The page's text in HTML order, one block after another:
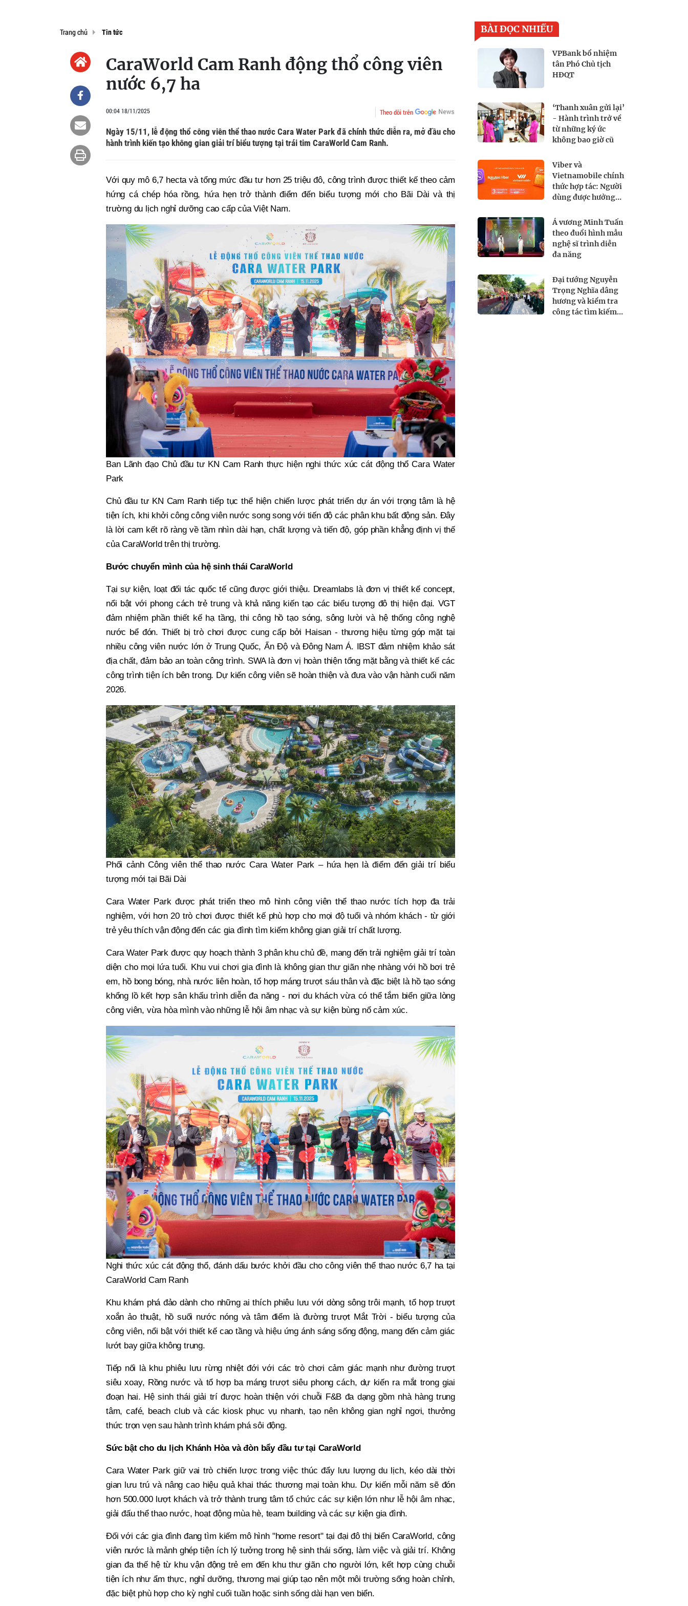
Trang chủ Tin tức
CaraWorld Cam Ranh động thổ công viên
nước 6,7 ha
00:04 18/11/2025 Theo dõi trên
Ngày 15/11, lễ động thổ công viên thể thao nước Cara Water Park đã chính thức diễn ra, mở đầu cho
hành trình kiến tạo không gian giải trí biểu tượng tại trái tim CaraWorld Cam Ranh.
Với quy mô 6,7 hecta và tổng mức đầu tư hơn 25 triệu đô, công trình được thiết kế theo cảm
hứng cá chép hóa rồng, hứa hẹn trở thành điểm đến biểu tượng mới cho Bãi Dài và thị
trường du lịch nghỉ dưỡng cao cấp của Việt Nam.
Ban Lãnh đạo Chủ đầu tư KN Cam Ranh thực hiện nghi thức xúc cát động thổ Cara Water
Park
Chủ đầu tư KN Cam Ranh tiếp tục thể hiện chiến lược phát triển dự án với trọng tâm là hệ
tiện ích, khi khởi công công viên nước song song với tiến độ các phân khu bất động sản. Đây
là lời cam kết rõ ràng về tầm nhìn dài hạn, chất lượng và tiến độ, góp phần khẳng định vị thế
của CaraWorld trên thị trường.
Bước chuyển mình của hệ sinh thái CaraWorld
Tại sự kiện, loạt đối tác quốc tế cũng được giới thiệu. Dreamlabs là đơn vị thiết kế concept,
nổi bật với phong cách trẻ trung và khả năng kiến tạo các biểu tượng đô thị hiện đại. VGT
đảm nhiệm phần thiết kế hạ tầng, thi công hồ tạo sóng, sông lười và hệ thống công nghệ
nước bể đón. Thiết bị trò chơi được cung cấp bởi Haisan - thương hiệu từng góp mặt tại
nhiều công viên nước lớn ở Trung Quốc, Ấn Độ và Đông Nam Á. IBST đảm nhiệm khảo sát
địa chất, đảm bảo an toàn công trình. SWA là đơn vị hoàn thiện tổng mặt bằng và thiết kế các
công trình tiện ích bên trong. Dự kiến công viên sẽ hoàn thiện và đưa vào vận hành cuối năm
2026.
Phối cảnh Công viên thể thao nước Cara Water Park – hứa hẹn là điểm đến giải trí biểu
tượng mới tại Bãi Dài
Cara Water Park được phát triển theo mô hình công viên thể thao nước tích hợp đa trải
nghiệm, với hơn 20 trò chơi được thiết kế phù hợp cho mọi độ tuổi và nhóm khách - từ giới
trẻ yêu thích vận động đến các gia đình tìm kiếm không gian giải trí chất lượng.
Cara Water Park được quy hoạch thành 3 phân khu chủ đề, mang đến trải nghiệm giải trí toàn
diện cho mọi lứa tuổi. Khu vui chơi gia đình là không gian thư giãn nhẹ nhàng với hồ bơi trẻ
em, hồ bong bóng, nhà nước liên hoàn, tổ hợp máng trượt sáu thân và đặc biệt là hồ tạo sóng
khổng lồ kết hợp sân khấu trình diễn đa năng - nơi du khách vừa có thể tắm biển giữa lòng
công viên, vừa hòa mình vào những lễ hội âm nhạc và sự kiện bùng nổ cảm xúc.
Nghi thức xúc cát động thổ, đánh dấu bước khởi đầu cho công viên thể thao nước 6,7 ha tại
CaraWorld Cam Ranh
Khu khám phá đảo dành cho những ai thích phiêu lưu với dòng sông trôi mạnh, tổ hợp trượt
xoắn ảo thuật, hồ suối nước nóng và tâm điểm là đường trượt Mắt Trời - biểu tượng của
công viên, nổi bật với thiết kế cao tầng và hiệu ứng ánh sáng sống động, mang đến cảm giác
lướt bay giữa không trung.
Tiếp nối là khu phiêu lưu rừng nhiệt đới với các trò chơi cảm giác mạnh như đường trượt
siêu xoay, Rồng nước và tổ hợp ba máng trượt siêu phong cách, dự kiến ra mắt trong giai
đoạn hai. Hệ sinh thái giải trí được hoàn thiện với chuỗi F&B đa dạng gồm nhà hàng trung
tâm, café, beach club và các kiosk phục vụ nhanh, tạo nên không gian nghỉ ngơi, thưởng
thức trọn vẹn sau hành trình khám phá sôi động.
Sức bật cho du lịch Khánh Hòa và đòn bẩy đầu tư tại CaraWorld
Cara Water Park giữ vai trò chiến lược trong việc thúc đẩy lưu lượng du lịch, kéo dài thời
gian lưu trú và nâng cao hiệu quả khai thác thương mại toàn khu. Dự kiến mỗi năm sẽ đón
hơn 500.000 lượt khách và trở thành trung tâm tổ chức các sự kiện lớn như lễ hội âm nhạc,
giải đấu thể thao nước, hoạt động mùa hè, team building và các sự kiện gia đình.
Đối với các gia đình đang tìm kiếm mô hình "home resort" tại đại đô thị biển CaraWorld, công
viên nước là mảnh ghép tiện ích lý tưởng trong hệ sinh thái sống, làm việc và giải trí. Không
gian đa thế hệ từ khu vận động trẻ em đến khu thư giãn cho người lớn, kết hợp cùng chuỗi
tiện ích như ẩm thực, nghỉ dưỡng, thương mại giúp tạo nên một môi trường sống hoàn chỉnh,
đặc biệt phù hợp cho kỳ nghỉ cuối tuần hoặc sinh sống dài hạn ven biển.
BÀI ĐỌC NHIỀU
VPBank bổ nhiệm
tân Phó Chủ tịch
HĐQT
‘Thanh xuân gửi lại’
- Hành trình trở về
từ những ký ức
không bao giờ cũ
Viber và
Vietnamobile chính
thức hợp tác: Người
dùng được hưởng
Á vương Minh Tuấn
theo đuổi hình mẫu
nghệ sĩ trình diễn
đa năng
Đại tướng Nguyễn
Trọng Nghĩa dâng
hương và kiểm tra
công tác tìm kiếm,